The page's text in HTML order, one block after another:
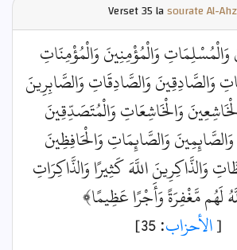
Verset35 lasourate Al-
وَالْمُؤْمِنِينَ وَالْمُؤْمِنَاتِ
وَالصَّادِقِينَ وَالصَّادِقَاتِ وَالصَّابِرِينَ
وَالْخَاشِعَاتِ وَالْمُتَصَدِّقِينَ
وَالصَّائِمَاتِ وَالْحَافِظِينَ
وَالذَّاكِرِينَ اللَّهَ كَثِيرًا وَالذَّاكِرَاتِ
لَهُم مَّغْفِرَةً وَأَجْرًا عَظِيمًا﴾
[الأحزاب: 35]